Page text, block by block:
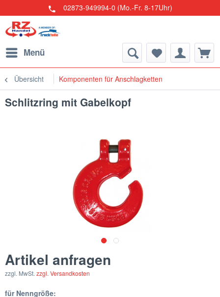
02873-949994-0 (Mo.-Fr. 8-17Uhr)
Menü
Übersicht Komponenten für Anschlagketten
Schlitzring mit Gabelkopf
Artikel anfragen
zzgl. MwSt. zzgl. Versandkosten
für Nenngröße: